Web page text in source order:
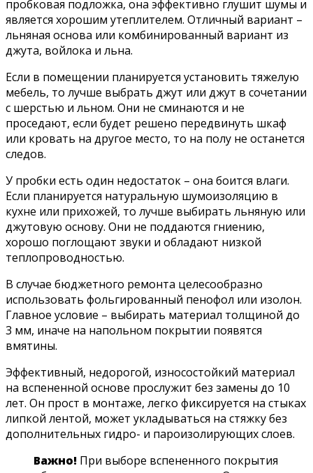
пробковая подложка, она эффективно глушит шумы и
является хорошим утеплителем. Отличный вариант –
льняная основа или комбинированный вариант из
джута, войлока и льна.
Если в помещении планируется установить тяжелую
мебель, то лучше выбрать джут или джут в сочетании
с шерстью и льном. Они не сминаются и не
проседают, если будет решено передвинуть шкаф
или кровать на другое место, то на полу не останется
следов.
У пробки есть один недостаток – она боится влаги.
Если планируется натуральную шумоизоляцию в
кухне или прихожей, то лучше выбирать льняную или
джутовую основу. Они не поддаются гниению,
хорошо поглощают звуки и обладают низкой
теплопроводностью.
В случае бюджетного ремонта целесообразно
использовать фольгированный пенофол или изолон.
Главное условие – выбирать материал толщиной до
3 мм, иначе на напольном покрытии появятся
вмятины.
Эффективный, недорогой, износостойкий материал
на вспененной основе прослужит без замены до 10
лет. Он прост в монтаже, легко фиксируется на стыках
липкой лентой, может укладываться на стяжку без
дополнительных гидро- и пароизолирующих слоев.
Важно! При выборе вспененного покрытия